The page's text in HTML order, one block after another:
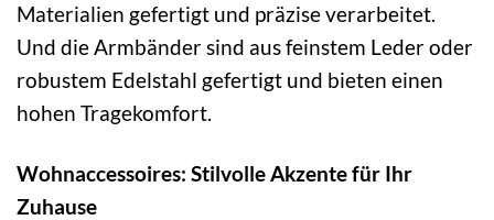
Materialien gefertigt und präzise verarbeitet.
Und die Armbänder sind aus feinstem Leder oder
robustem Edelstahl gefertigt und bieten einen
hohen Tragekomfort.
Wohnaccessoires: Stilvolle Akzente für Ihr
Zuhause